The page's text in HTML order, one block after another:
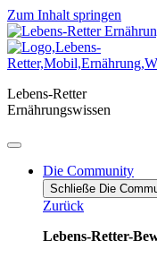
Zum Inhalt springen
Lebens-Retter
Ernährungswissen
Die Community
Schließe Die
Zurück
Lebens-Retter-